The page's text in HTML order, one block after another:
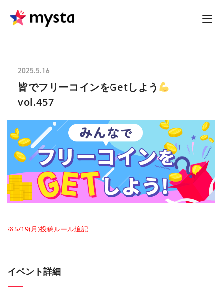
2025.5.16
皆でフリーコインをGetしよう
vol.457
※5/19(月)投稿ルール追記
イベント詳細